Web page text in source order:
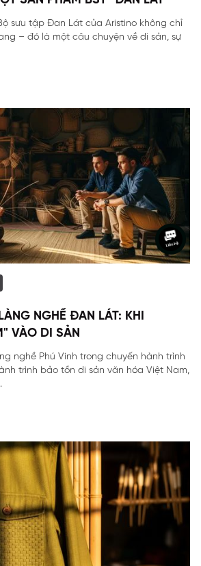
sưu tập Đan Lát của Aristino không chỉ
– đó là một câu chuyện về di sản, sự
NGHỀ ĐAN LÁT: KHI
VÀO DI SẢN
nghề Phú Vinh trong chuyến hành trình
trình bảo tồn di sản văn hóa Việt Nam,